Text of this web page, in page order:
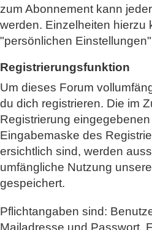
zum Abonnement kann
werden. Einzelheiten hierzu
"persönlichen
Registrierungsfunktion
Um dieses Forum
du dich registrieren. Die im
Registrierung
Eingabemaske des
ersichtlich sind, werden
umfängliche Nutzung
gespeichert.
Pflichtangaben sind:
Mailadresse und Passwort.